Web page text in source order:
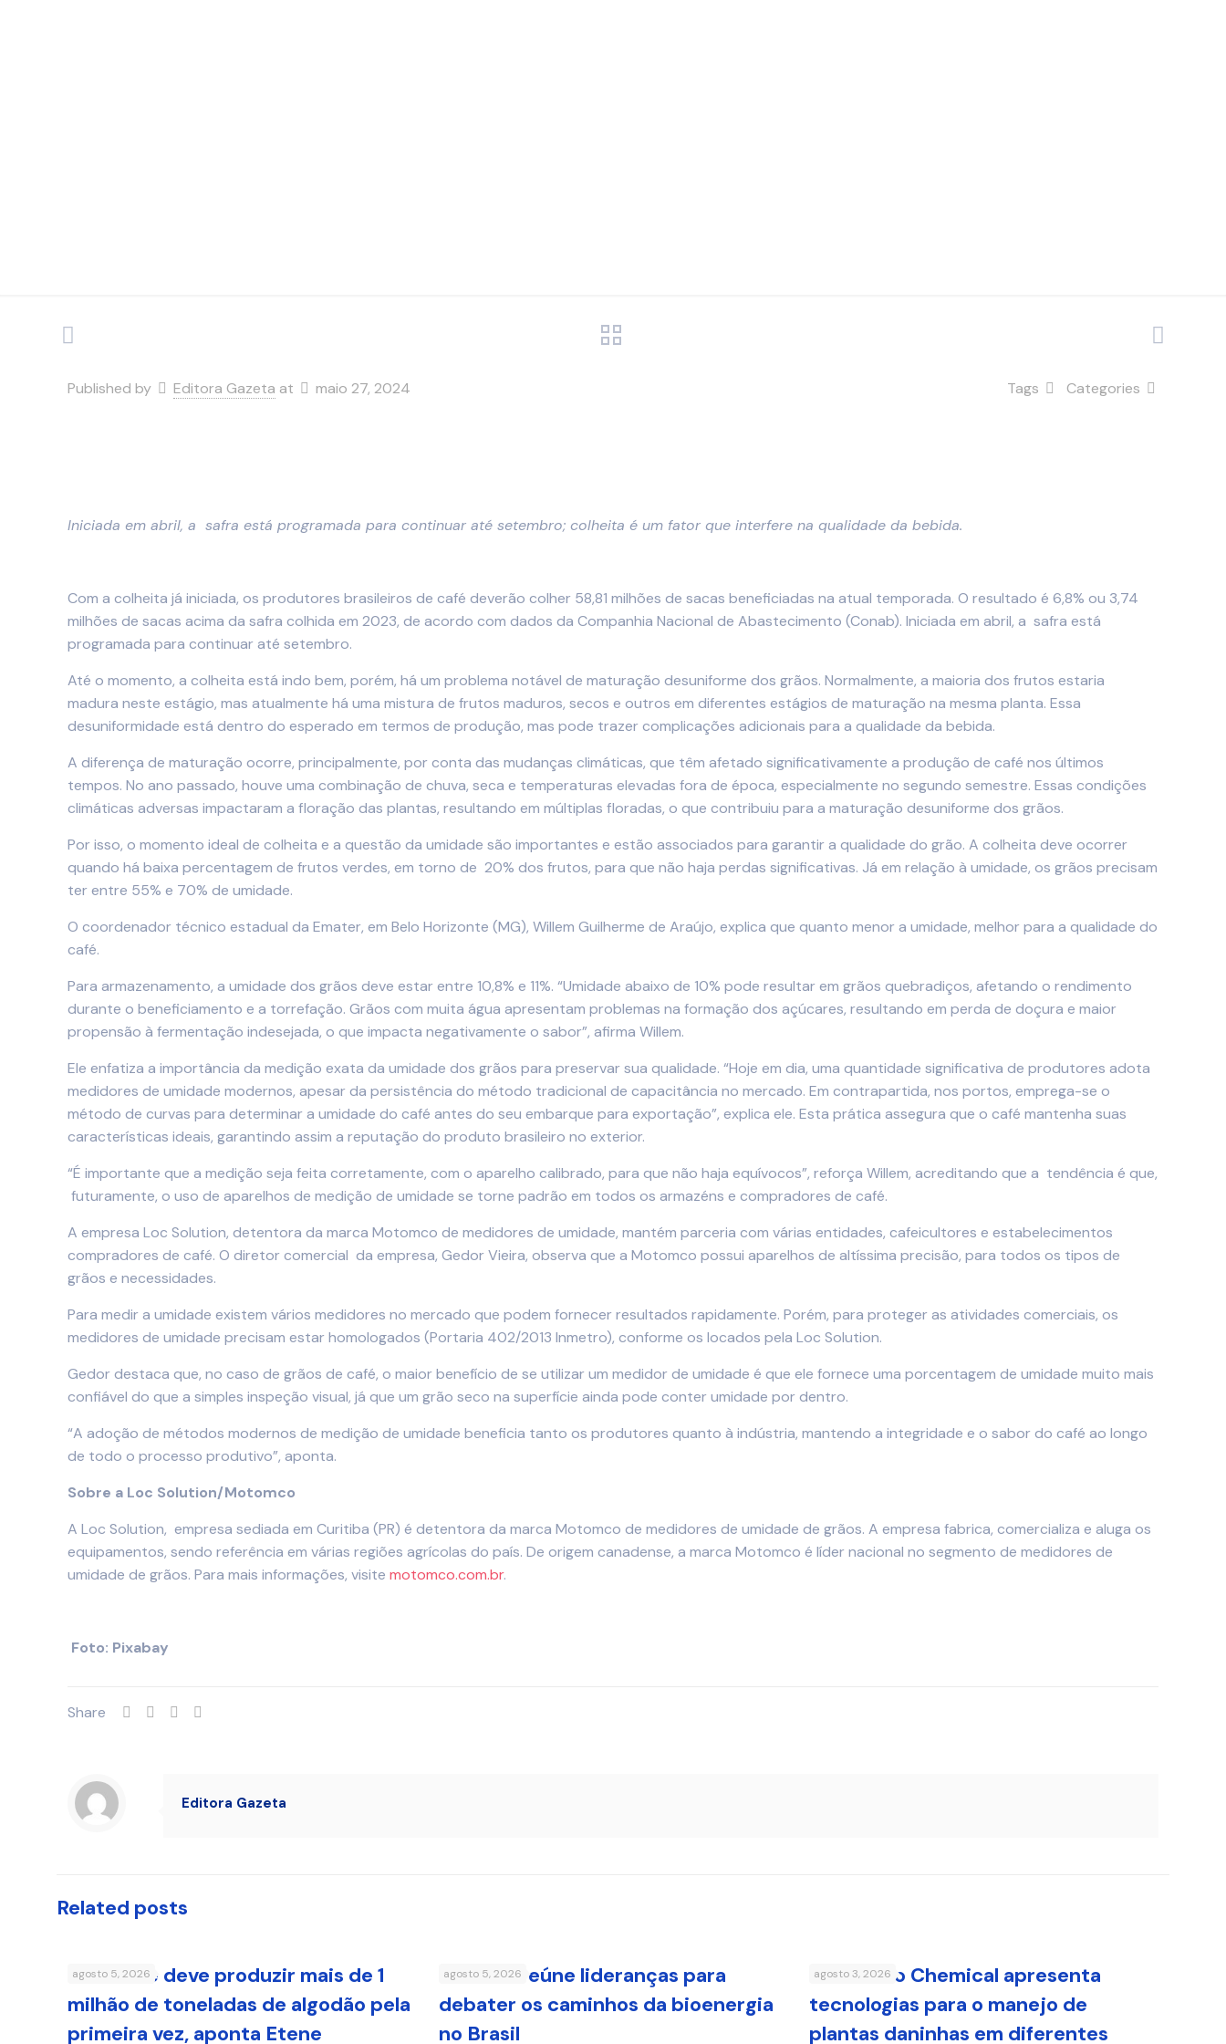
Published by Editora Gazeta at maio 27, 2024 Categories
Tags
Iniciada em abril, a safra está programada para continuar até setembro; colheita é um fator que interfere na qualidade da bebida.
Com a colheita já iniciada, os produtores brasileiros de café deverão colher 58,81 milhões de sacas beneficiadas na atual temporada. O resultado é 6,8% ou 3,74
milhões de sacas acima da safra colhida em 2023, de acordo com dados da Companhia Nacional de Abastecimento (Conab). Iniciada em abril, a safra está
programada para continuar até setembro.
Até o momento, a colheita está indo bem, porém, há um problema notável de maturação desuniforme dos grãos. Normalmente, a maioria dos frutos estaria
madura neste estágio, mas atualmente há uma mistura de frutos maduros, secos e outros em diferentes estágios de maturação na mesma planta. Essa
desuniformidade está dentro do esperado em termos de produção, mas pode trazer complicações adicionais para a qualidade da bebida.
A diferença de maturação ocorre, principalmente, por conta das mudanças climáticas, que têm afetado significativamente a produção de café nos últimos
tempos. No ano passado, houve uma combinação de chuva, seca e temperaturas elevadas fora de época, especialmente no segundo semestre. Essas condições
climáticas adversas impactaram a floração das plantas, resultando em múltiplas floradas, o que contribuiu para a maturação desuniforme dos grãos.
Por isso, o momento ideal de colheita e a questão da umidade são importantes e estão associados para garantir a qualidade do grão. A colheita deve ocorrer
quando há baixa percentagem de frutos verdes, em torno de 20% dos frutos, para que não haja perdas significativas. Já em relação à umidade, os grãos precisam
ter entre 55% e 70% de umidade.
O coordenador técnico estadual da Emater, em Belo Horizonte (MG), Willem Guilherme de Araújo, explica que quanto menor a umidade, melhor para a qualidade do
café.
Para armazenamento, a umidade dos grãos deve estar entre 10,8% e 11%. “Umidade abaixo de 10% pode resultar em grãos quebradiços, afetando o rendimento
durante o beneficiamento e a torrefação. Grãos com muita água apresentam problemas na formação dos açúcares, resultando em perda de doçura e maior
propensão à fermentação indesejada, o que impacta negativamente o sabor”, afirma Willem.
Ele enfatiza a importância da medição exata da umidade dos grãos para preservar sua qualidade. “Hoje em dia, uma quantidade significativa de produtores adota
medidores de umidade modernos, apesar da persistência do método tradicional de capacitância no mercado. Em contrapartida, nos portos, emprega-se o
método de curvas para determinar a umidade do café antes do seu embarque para exportação”, explica ele. Esta prática assegura que o café mantenha suas
características ideais, garantindo assim a reputação do produto brasileiro no exterior.
“É importante que a medição seja feita corretamente, com o aparelho calibrado, para que não haja equívocos”, reforça Willem, acreditando que a tendência é que,
futuramente, o uso de aparelhos de medição de umidade se torne padrão em todos os armazéns e compradores de café.
A empresa Loc Solution, detentora da marca Motomco de medidores de umidade, mantém parceria com várias entidades, cafeicultores e estabelecimentos
compradores de café. O diretor comercial da empresa, Gedor Vieira, observa que a Motomco possui aparelhos de altíssima precisão, para todos os tipos de
grãos e necessidades.
Para medir a umidade existem vários medidores no mercado que podem fornecer resultados rapidamente. Porém, para proteger as atividades comerciais, os
medidores de umidade precisam estar homologados (Portaria 402/2013 Inmetro), conforme os locados pela Loc Solution.
Gedor destaca que, no caso de grãos de café, o maior benefício de se utilizar um medidor de umidade é que ele fornece uma porcentagem de umidade muito mais
confiável do que a simples inspeção visual, já que um grão seco na superfície ainda pode conter umidade por dentro.
“A adoção de métodos modernos de medição de umidade beneficia tanto os produtores quanto à indústria, mantendo a integridade e o sabor do café ao longo
de todo o processo produtivo”, aponta.
Sobre a Loc Solution/Motomco
A Loc Solution, empresa sediada em Curitiba (PR) é detentora da marca Motomco de medidores de umidade de grãos. A empresa fabrica, comercializa e aluga os
equipamentos, sendo referência em várias regiões agrícolas do país. De origem canadense, a marca Motomco é líder nacional no segmento de medidores de
umidade de grãos. Para mais informações, visitemotomco.com.br.
Foto: Pixabay
Share
Editora Gazeta
Related posts
agosto 5, 2026
Nordeste deve produzir mais de 1
milhão de toneladas de algodão pela
primeira vez, aponta Etene
agosto 5, 2026
FenaBio reúne lideranças para
debater os caminhos da bioenergia
no Brasil
agosto 3, 2026
Sumitomo Chemical apresenta
tecnologias para o manejo de
plantas daninhas em diferentes